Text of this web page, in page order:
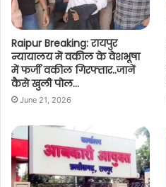
Raipur Breaking: रायपुर
न्यायालय में वकील के वेशभूषा
में फर्जी वकील गिरफ्तार..जानें
कैसे खुली पोल…
June 21, 2026